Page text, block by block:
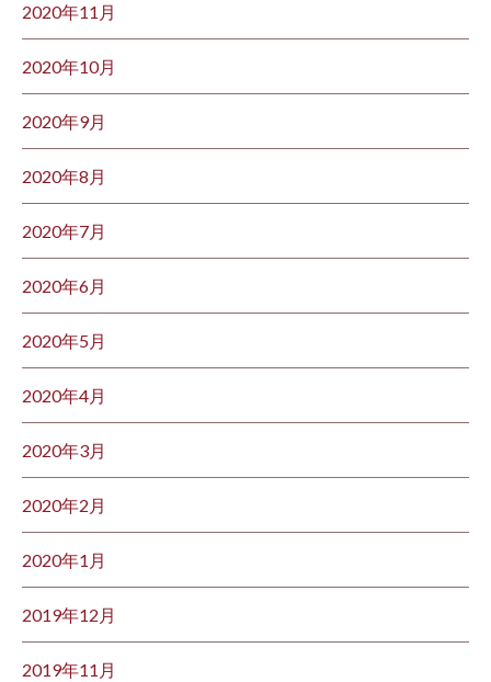
2020年11月
2020年10月
2020年9月
2020年8月
2020年7月
2020年6月
2020年5月
2020年4月
2020年3月
2020年2月
2020年1月
2019年12月
2019年11月